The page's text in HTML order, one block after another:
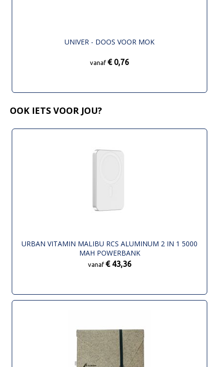
UNIVER - DOOS VOOR MOK
vanaf € 0,76
OOK IETS VOOR JOU?
URBAN VITAMIN MALIBU RCS ALUMINUM 2 IN 1 5000
MAH POWERBANK
vanaf € 43,36